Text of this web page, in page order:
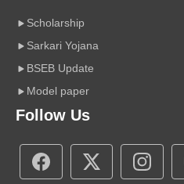
Scholarship
Sarkari Yojana
BSEB Update
Model paper
Follow Us